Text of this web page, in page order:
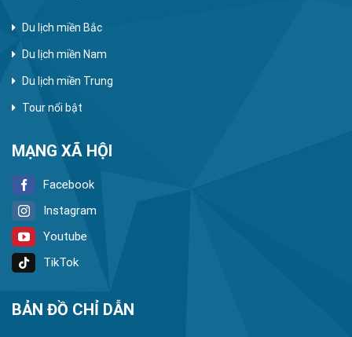
Du lịch miền Bắc
Du lịch miền Nam
Du lịch miền Trung
Tour nổi bật
MẠNG XÃ HỘI
Facebook
Instagram
Youtube
TikTok
BẢN ĐỒ CHỈ DẪN